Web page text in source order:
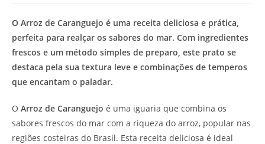
O Arroz de Caranguejo é uma receita deliciosa e prática,
perfeita para realçar os sabores do mar. Com ingredientes
frescos e um método simples de preparo, este prato se
destaca pela sua textura leve e combinações de temperos
que encantam o paladar.
O Arroz de Caranguejo é uma iguaria que combina os
sabores frescos do mar com a riqueza do arroz, popular nas
regiões costeiras do Brasil. Esta receita deliciosa é ideal